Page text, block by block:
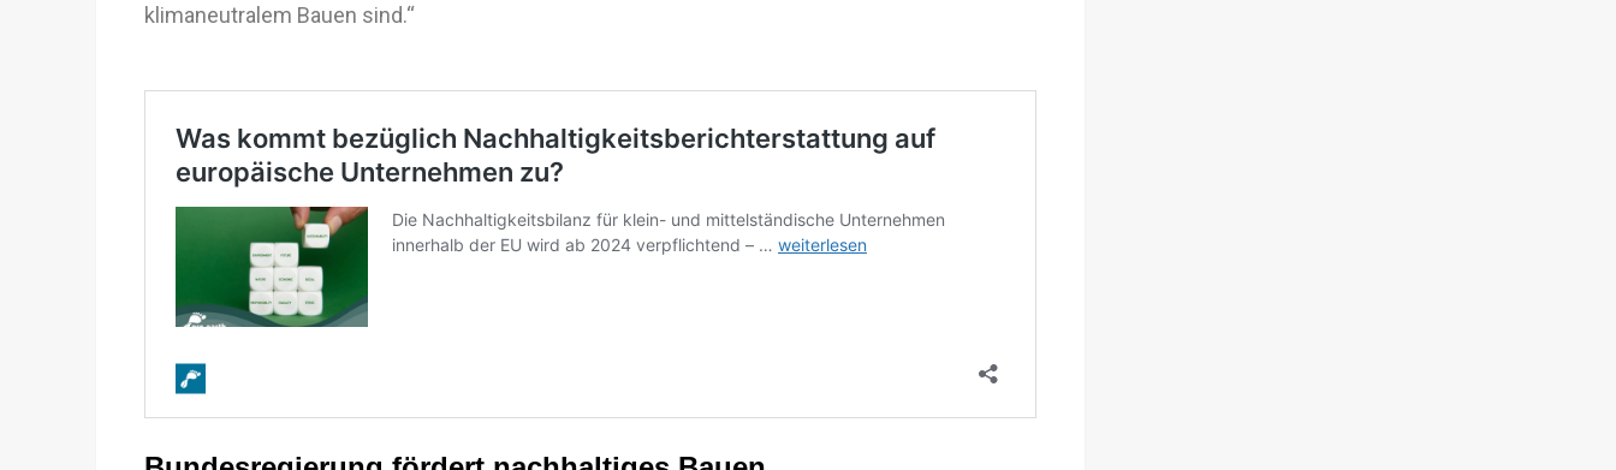
klimaneutralem Bauen sind.“